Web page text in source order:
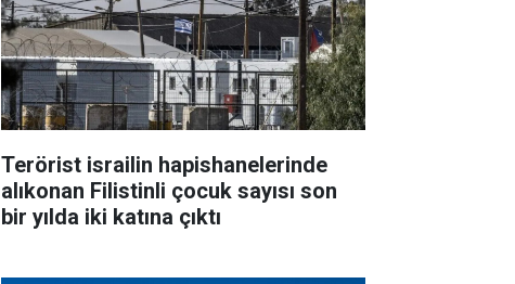
Terörist israilin hapishanelerinde
alıkonan Filistinli çocuk sayısı son
bir yılda iki katına çıktı